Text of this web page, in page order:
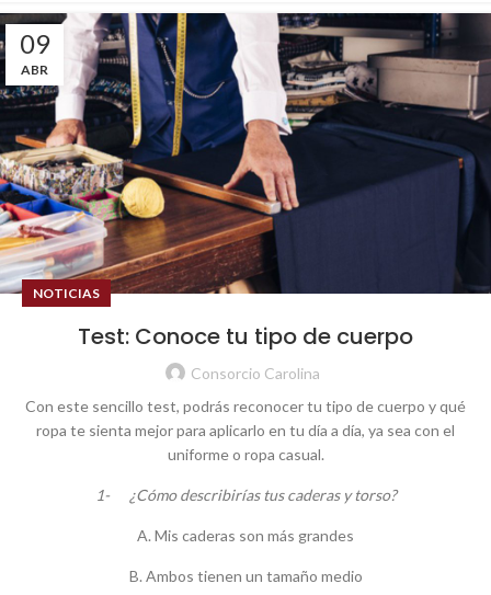
09
ABR
NOTICIAS
Test: Conoce tu tipo de cuerpo
Consorcio Carolina
Con este sencillo test, podrás reconocer tu tipo de cuerpo y qué
ropa te sienta mejor para aplicarlo en tu día a día, ya sea con el
uniforme o ropa casual.
1- ¿Cómo describirías tus caderas y torso?
A. Mis caderas son más grandes
B. Ambos tienen un tamaño medio